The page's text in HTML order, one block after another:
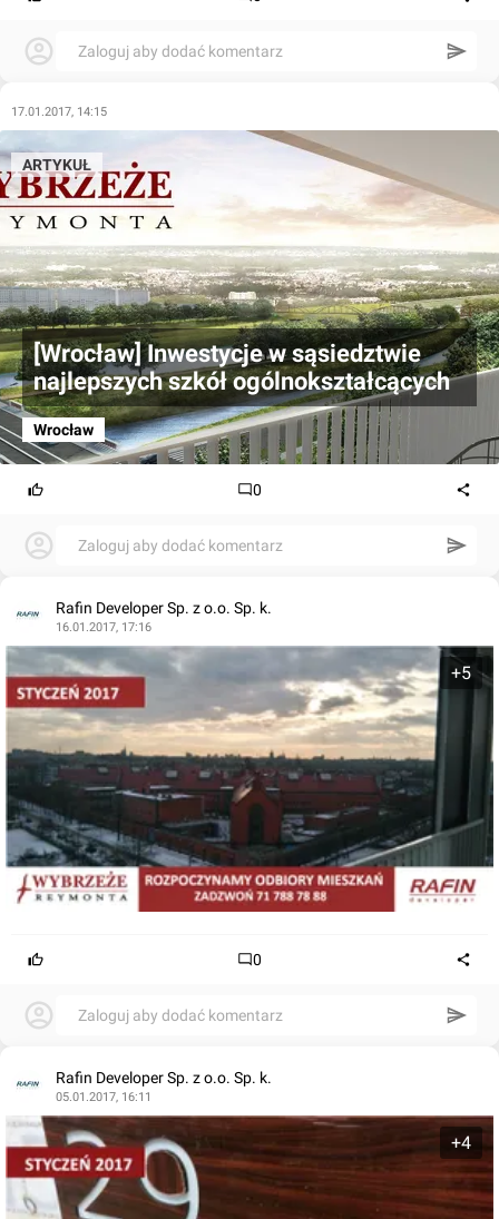
Zaloguj aby dodać komentarz
17.01.2017, 14:15
[Wrocław] Inwestycje w sąsiedztwie
najlepszych szkół ogólnokształcących
Wrocław
ARTYKUŁ
0
Zaloguj aby dodać komentarz
Rafin Developer Sp. z o.o. Sp. k.
16.01.2017, 17:16
+5
0
Zaloguj aby dodać komentarz
Rafin Developer Sp. z o.o. Sp. k.
05.01.2017, 16:11
+4